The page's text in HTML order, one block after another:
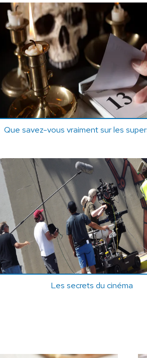
Que savez-vous vraiment sur les
Les secrets du cinéma